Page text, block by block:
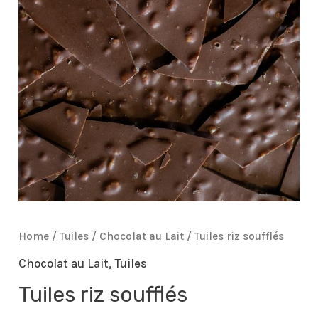
Home /Tuiles / Chocolat au Lait / Tuiles riz soufflés
Chocolat au Lait,Tuiles
Tuiles riz soufflés